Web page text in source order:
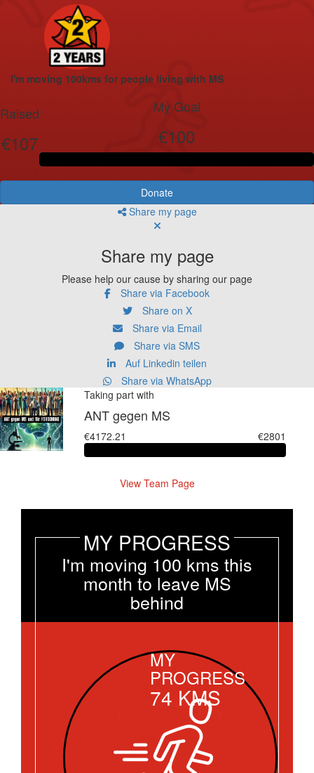
I'm moving 100kms for people living with MS
Raised
€107
My Goal
€100
Donate
Share my page
Share my page
Please help our cause by sharing our page
Share via Facebook
Share on X
Share via Email
Share via SMS
Auf Linkedin teilen
Share via WhatsApp
Taking part with
ANT gegen MS
€4172.21 €2801
View Team Page
MY PROGRESS
I'm moving 100 kms this
month to leave MS
behind
MY
PROGRESS
74 KMS